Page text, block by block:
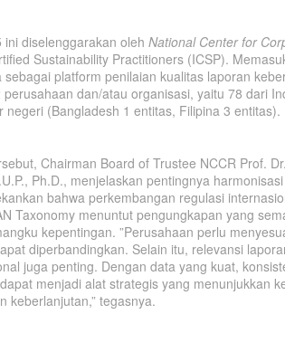
ini diselenggarakan oleh National Center for
Sustainability Practitioners (ICSP).
platform penilaian kualitas laporan
dan/atau organisasi, yaitu 78 dari
negeri (Bangladesh 1 entitas, Filipina 3 entitas).
Chairman Board of Trustee NCCR Prof.
Ph.D., menjelaskan pentingnya
bahwa perkembangan regulasi
Taxonomy menuntut pengungkapan yang
kepentingan. ”Perusahaan perlu
diperbandingkan. Selain itu, relevansi
juga penting. Dengan data yang kuat,
menjadi alat strategis yang menunjukkan
keberlanjutan,” tegasnya.